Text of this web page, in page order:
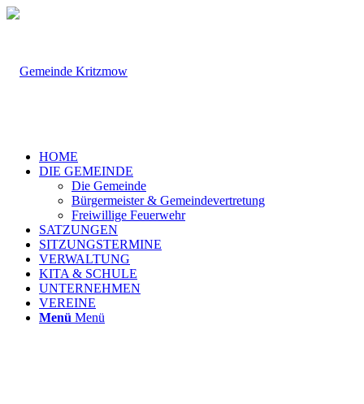
HOME
DIE GEMEINDE
Die Gemeinde
Bürgermeister & Gemeindevertretung
Freiwillige Feuerwehr
SATZUNGEN
SITZUNGSTERMINE
VERWALTUNG
KITA & SCHULE
UNTERNEHMEN
VEREINE
Menü Menü